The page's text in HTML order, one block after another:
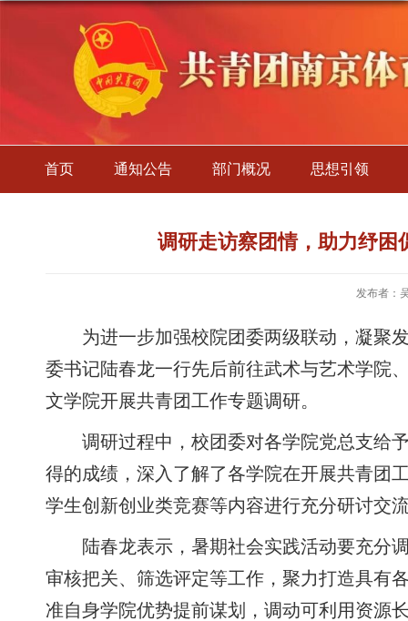
首页 通知公告 部门概况 思想引领
调研走访察团情，助力纾
发布者：
为进一步加强校院团委两级联动，凝聚
委书记陆春龙一行先后前往武术与艺术学院
文学院开展共青团工作专题调研。
调研过程中，校团委对各学院党总支给
得的成绩，深入了解了各学院在开展共青团
学生创新创业类竞赛等内容进行充分研讨交
陆春龙表示 ， 暑期社会实践活动要充分
审核把关、筛选评定等工作， 聚力打造具有
准自身学院优势提前谋划，调动可利用资源